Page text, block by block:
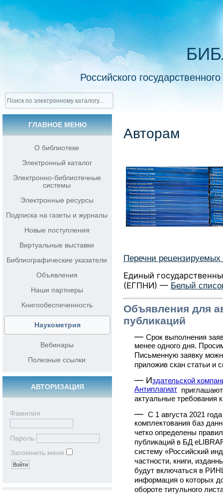
Российского
ГЛАВНОЕ МЕНЮ
О библиотеке
Электронный каталог
Электронно-библиотечные
системы
Электронные ресурсы
Подписка на газеты и журналы
Новые поступления
Виртуальные выставки
Библиографические указатели
Объявления
Наши партнеры
Книгообеспеченность
Наукометрия
Вебинары
Полезные ссылки
АВТОРИЗАЦИЯ
Фамилия
Пароль
Запомнить меня
Авторам
Перечни
Единый
(ЕГПНИ) — Белый
Объявления для
публикаций
— Срок выполнения
менее одного дня.
Письменную заявку
приложив скан статьи и
— Издательской
Антиплагиат
актуальные требования
— С 1 августа 2021
комплектования баз
четко определены
публикаций в БД
систему «Российский
частности, книги,
будут включаться в
информация о которых
обороте титульного